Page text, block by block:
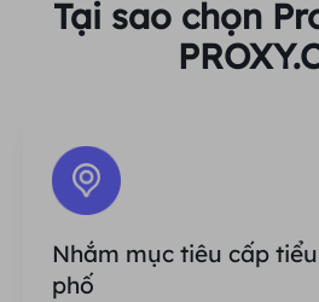
Tại sao chọn
Nhắm mục tiêu cấp
phố